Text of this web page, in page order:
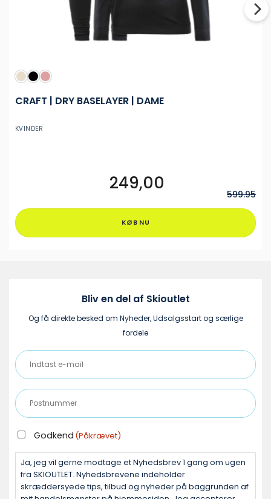
KVINDER
CRAFT | DRY BASELAYER | DAME
KØB NU
Dette
vare
har
flere
varesiden
599.95
249,00
Bliv en del af Skioutlet
Og få direkte besked om Nyheder, Udsalgsstart og særlige
fordele
Indtast
e-
mail
(Påkrævet)
Postnummer
(Påkrævet)
GODKEND
(PÅKRÆVET)
Godkend (Påkrævet)
Ja, jeg vil gerne modtage et Nyhedsbrev 1 gang om ugen
fra SKIOUTLET. Nyhedsbrevene indeholder
skræddersyede tips, tilbud og nyheder på baggrunden af